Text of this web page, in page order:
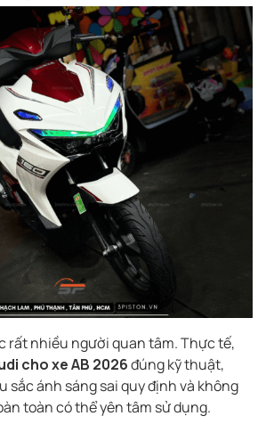
rất nhiều người quan tâm. Thực tế,
cho xe AB 2026đúng kỹ thuật,
sắc ánh sáng sai quy định và không
toàn có thể yên tâm sử dụng.